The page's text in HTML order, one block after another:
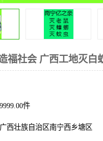
福社会 广西工地灭白
9999.00件
广西壮族自治区南宁西乡塘区